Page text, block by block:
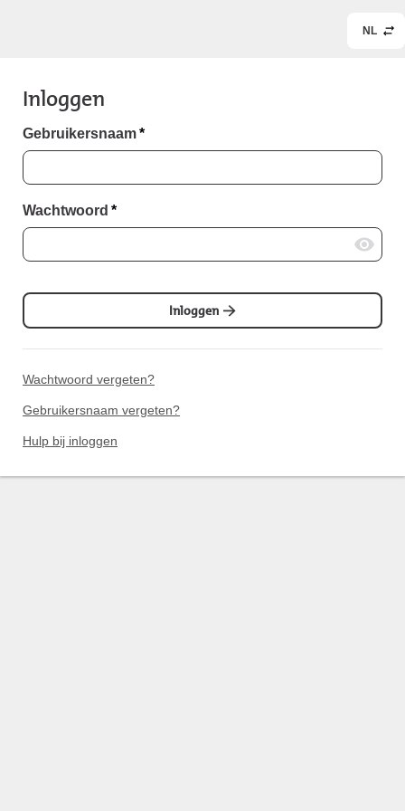
NL
Inloggen
Gebruikersnaam*
Wachtwoord *
Inloggen
Wachtwoord vergeten?
Gebruikersnaam vergeten?
Hulp bij inloggen